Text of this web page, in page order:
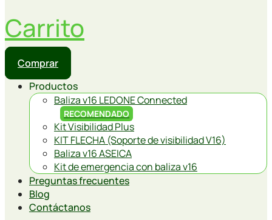
Carrito
Comprar
Productos
Baliza v16 LEDONE Connected
RECOMENDADO
Kit Visibilidad Plus
KIT FLECHA (Soporte de visibilidad V16)
Baliza v16 ASEICA
Kit de emergencia con baliza v16
Preguntas frecuentes
Blog
Contáctanos